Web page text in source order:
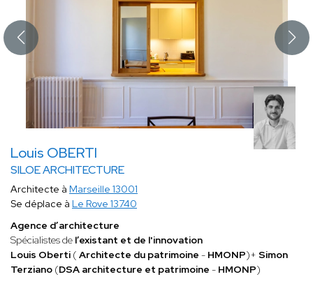
Louis OBERTI
SILOE ARCHITECTURE
Architecte à Marseille 13001
Se déplace à Le Rove 13740
Agence d’architecture
Spécialistes de l’existant et de l'innovation
Louis Oberti ( Architecte du patrimoine - HMONP)+ Simon
Terziano (DSA architecture et patrimoine - HMONP)